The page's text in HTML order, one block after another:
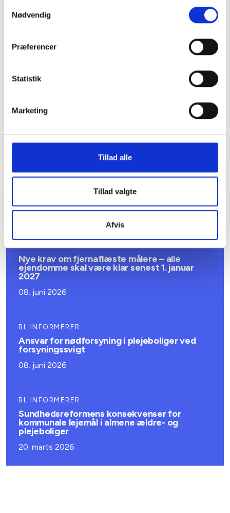
Nødvendig
Præferencer
Statistik
Marketing
Tillad alle
Tillad valgte
Afvis
Relateret indhold Viden
Nye krav om fjernaflæste målere – alle
ejendomme skal være klar senest 1. januar
2027
08. juni 2026
BL INFORMERER
Ansvar for nødforsyning i plejeboliger ved
forsyningssvigt
08. juni 2026
BL INFORMERER
Sundhedsreformens konsekvenser for
kommunale lejemål i almene ældre- og
plejeboliger
20. marts 2026